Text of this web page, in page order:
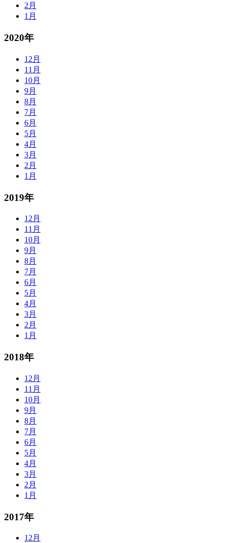
2月
1月
2020年
12月
11月
10月
9月
8月
7月
6月
5月
4月
3月
2月
1月
2019年
12月
11月
10月
9月
8月
7月
6月
5月
4月
3月
2月
1月
2018年
12月
11月
10月
9月
8月
7月
6月
5月
4月
3月
2月
1月
2017年
12月